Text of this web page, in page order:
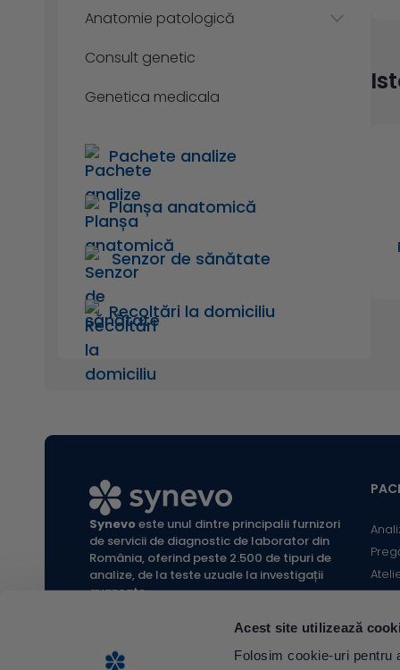
Acest site utilizează
Folosim cookie-uri pentru
Anatomie patologică
Consult genetic
Genetica medicala
Pachete analize
Planșa anatomică
Senzor de sănătate
Recoltări la domiciliu
Synevoeste unul dintre principalii furnizori
de servicii de diagnostic de laborator din
România, oferind peste 2.500 de tipuri de
analize, de la teste uzuale la investigații
avansate.
Termeni și condiții website |
Locații